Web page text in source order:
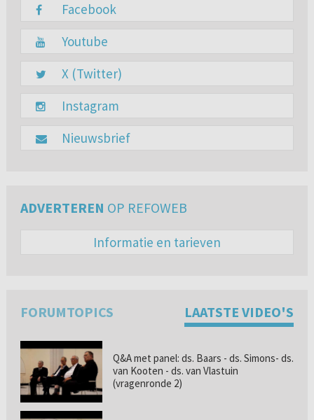
Facebook
Youtube
X (Twitter)
Instagram
Nieuwsbrief
ADVERTEREN OP REFOWEB
Informatie en tarieven
FORUMTOPICS LAATSTE VIDEO'S
Q&A met panel: ds. Baars - ds. Simons- ds.
van Kooten - ds. van Vlastuin
(vragenronde 2)